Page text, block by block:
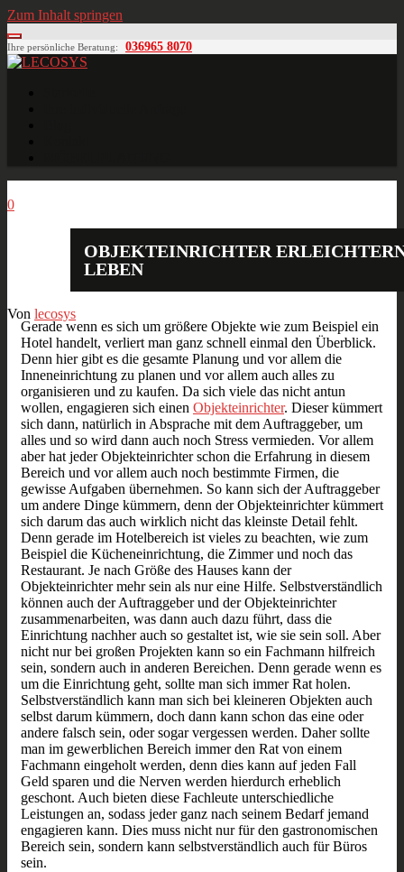
Zum Inhalt springen
Ihre persönliche Beratung: 036965 8070
0
OBJEKTEINRICHTER
LEBEN
Von lecosys
Gerade wenn es sich um größere Objekte wie zum Beispiel ein
Hotel handelt, verliert man ganz schnell einmal den Überblick.
Denn hier gibt es die gesamte Planung und vor allem die
Inneneinrichtung zu planen und vor allem auch alles zu
organisieren und zu kaufen. Da sich viele das nicht antun
wollen, engagieren sich einen Objekteinrichter. Dieser kümmert
sich dann, natürlich in Absprache mit dem Auftraggeber, um
alles und so wird dann auch noch Stress vermieden. Vor allem
aber hat jeder Objekteinrichter schon die Erfahrung in diesem
Bereich und vor allem auch noch bestimmte Firmen, die
gewisse Aufgaben übernehmen. So kann sich der Auftraggeber
um andere Dinge kümmern, denn der Objekteinrichter kümmert
sich darum das auch wirklich nicht das kleinste Detail fehlt.
Denn gerade im Hotelbereich ist vieles zu beachten, wie zum
Beispiel die Kücheneinrichtung, die Zimmer und noch das
Restaurant. Je nach Größe des Hauses kann der
Objekteinrichter mehr sein als nur eine Hilfe. Selbstverständlich
können auch der Auftraggeber und der Objekteinrichter
zusammenarbeiten, was dann auch dazu führt, dass die
Einrichtung nachher auch so gestaltet ist, wie sie sein soll. Aber
nicht nur bei großen Projekten kann so ein Fachmann hilfreich
sein, sondern auch in anderen Bereichen. Denn gerade wenn es
um die Einrichtung geht, sollte man sich immer Rat holen.
Selbstverständlich kann man sich bei kleineren Objekten auch
selbst darum kümmern, doch dann kann schon das eine oder
andere falsch sein, oder sogar vergessen werden. Daher sollte
man im gewerblichen Bereich immer den Rat von einem
Fachmann eingeholt werden, denn dies kann auf jeden Fall
Geld sparen und die Nerven werden hierdurch erheblich
geschont. Auch bieten diese Fachleute unterschiedliche
Leistungen an, sodass jeder ganz nach seinem Bedarf jemand
engagieren kann. Dies muss nicht nur für den gastronomischen
Bereich sein, sondern kann selbstverständlich auch für Büros
sein.